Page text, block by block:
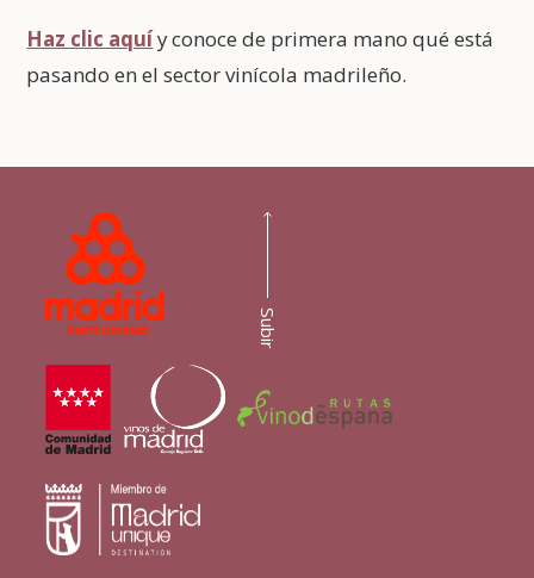
Haz clic aquíy conoce de primera mano qué está
pasando en el sector vinícola madrileño.
Subir